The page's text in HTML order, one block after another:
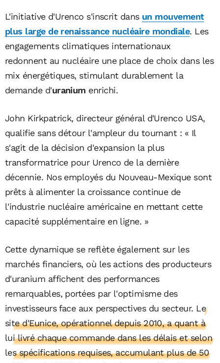
L'initiative d'Urenco s'inscrit dans un mouvement
plus large de renaissance nucléaire mondiale. Les
engagements climatiques internationaux
redonnent au nucléaire une place de choix dans les
mix énergétiques, stimulant durablement la
demande d'uranium enrichi.
John Kirkpatrick, directeur général d'Urenco USA,
qualifie sans détour l'ampleur du tournant : « Il
s'agit de la décision d'expansion la plus
transformatrice pour Urenco de la dernière
décennie. Nos employés du Nouveau-Mexique sont
prêts à alimenter la croissance continue de
l'industrie nucléaire américaine en mettant cette
capacité supplémentaire en ligne. »
Cette dynamique se reflète également sur les
marchés financiers, où les actions des producteurs
d'uranium affichent des performances
remarquables, portées par l'optimisme des
investisseurs face aux perspectives du secteur. Le
site d'Eunice, opérationnel depuis 2010, a quant à
lui livré chaque commande dans les délais et selon
les spécifications requises, accumulant plus de 50